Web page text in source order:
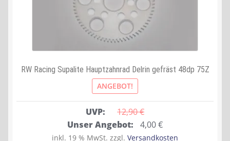
RW Racing Supalite Hauptzahnrad Delrin gefräst 48dp 75Z
ANGEBOT!
UVP: 12,90 €
Ursprünglicher
Preis
Unser Angebot: 4,00€Aktueller
Preis
inkl. 19 % MwSt. zzgl. Versandkosten